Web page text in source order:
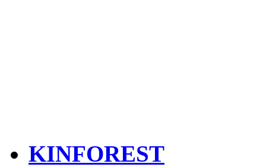
KINFOREST